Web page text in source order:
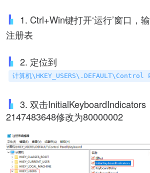
1. Ctrl+Win键打开‘运行’窗口，
注册表
2. 定位到
计算机
3. 双击InitialKeyboardIndicators
2147483648修改为80000002